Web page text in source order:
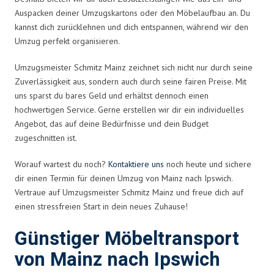
Auspacken deiner Umzugskartons oder den Möbelaufbau an. Du
kannst dich zurücklehnen und dich entspannen, während wir den
Umzug perfekt organisieren.
Umzugsmeister Schmitz Mainz zeichnet sich nicht nur durch seine
Zuverlässigkeit aus, sondern auch durch seine fairen Preise. Mit
uns sparst du bares Geld und erhältst dennoch einen
hochwertigen Service. Gerne erstellen wir dir ein individuelles
Angebot, das auf deine Bedürfnisse und dein Budget
zugeschnitten ist.
Worauf wartest du noch? Kontaktiere uns noch heute und sichere
dir einen Termin für deinen Umzug von Mainz nach Ipswich.
Vertraue auf Umzugsmeister Schmitz Mainz und freue dich auf
einen stressfreien Start in dein neues Zuhause!
Günstiger Möbeltransport
von Mainz nach Ipswich